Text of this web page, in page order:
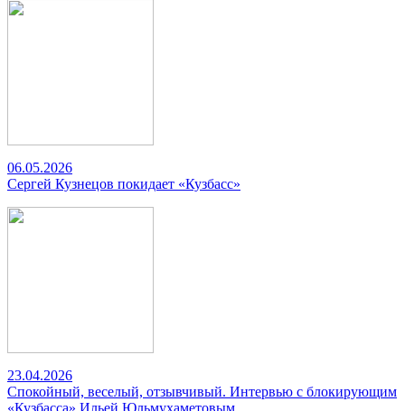
06.05.2026
Сергей Кузнецов покидает «Кузбасс»
23.04.2026
Спокойный, веселый, отзывчивый. Интервью с блокирующим
«Кузбасса» Ильей Юльмухаметовым